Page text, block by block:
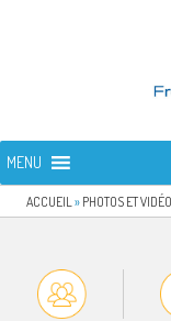
MENU
ACCUEIL » PHOTOS ET